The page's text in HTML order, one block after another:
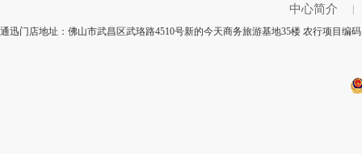
中心简介
通迅门店地址：佛山市武昌区武珞路4510号新的今天商务旅游基地35楼 农行项目编